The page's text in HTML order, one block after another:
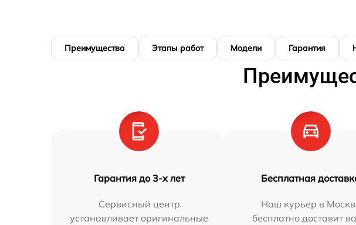
Преимущества Этапы работ Модели Гарантия
Гарантия до 3-х лет
Сервисный центр
устанавливает оригинальные
Бесплатная
Наш курьер в
бесплатно доставит